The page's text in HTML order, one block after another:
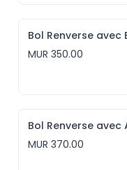
MUR 350.00
Bol Renverse avec
MUR 370.00